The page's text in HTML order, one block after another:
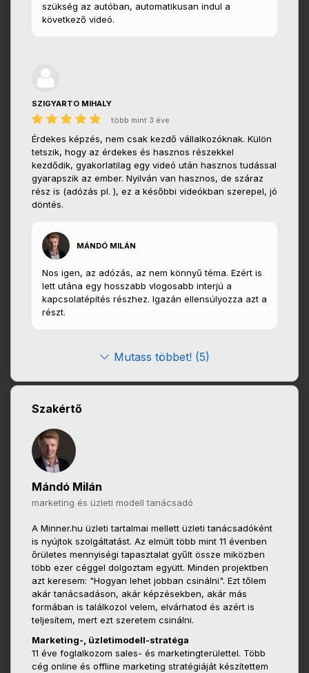
szükség az autóban, automatikusan indul a
következő videó.
SZIGYARTO MIHALY
több mint 3 éve
Érdekes képzés, nem csak kezdő vállalkozóknak. Külön
tetszik, hogy az érdekes és hasznos részekkel
kezdődik, gyakorlatilag egy videó után hasznos tudással
gyarapszik az ember. Nyilván van hasznos, de száraz
rész is (adózás pl. ), ez a későbbi videókban szerepel, jó
döntés.
MÁNDÓ MILÁN
Nos igen, az adózás, az nem könnyű téma. Ezért is
lett utána egy hosszabb vlogosabb interjú a
kapcsolatépítés részhez. Igazán ellensúlyozza azt a
részt.
Mutass többet! (5)
Szakértő
Mándó Milán
marketing és üzleti modell tanácsadó
A Minner.hu üzleti tartalmai mellett üzleti tanácsadóként
is nyújtok szolgáltatást. Az elmúlt több mint 11 évenben
őrületes mennyiségi tapasztalat gyűlt össze miközben
több ezer céggel dolgoztam együtt. Minden projektben
azt keresem: "Hogyan lehet jobban csinálni". Ezt tőlem
akár tanácsadáson, akár képzésekben, akár más
formában is találkozol velem, elvárhatod és azért is
teljesítem, mert ezt szeretem csinálni.
Marketing-, üzletimodell-stratéga
11 éve foglalkozom sales- és marketingterülettel. Több
cég online és offline marketing stratégiáját készítettem